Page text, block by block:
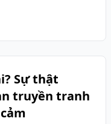
Sự thật
truyền tranh